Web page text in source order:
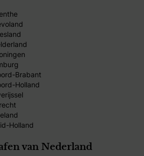
Brabant
Holland
Holland
van Nederland